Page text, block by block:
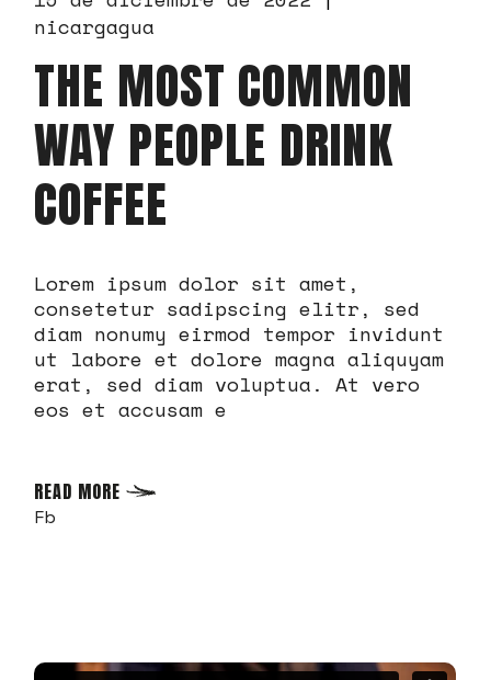
nicargagua
THE MOST COMMON
WAY PEOPLE DRINK
COFFEE
Lorem ipsum dolor sit amet,
consetetur sadipscing elitr, sed
diam nonumy eirmod tempor invidunt
ut labore et dolore magna aliquyam
erat, sed diam voluptua. At vero
eos et accusam e
READ MORE
Fb